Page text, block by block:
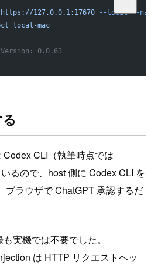
https://127.0.0.1:17670 --local --
local-mac
0.0.63
CLI（執筆時点では
るので、host 側に Codex CLI を
ブラウザで ChatGPT 承認するだ
実機では不要でした。
は HTTP リクエストヘッ